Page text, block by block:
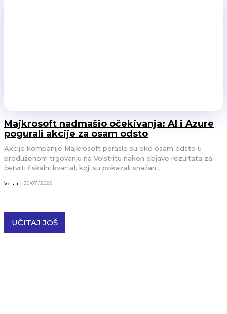
Majkrosoft nadmašio očekivanja: AI i Azure
pogurali akcije za osam odsto
Akcije kompanije Majkrosoft porasle su oko osam odsto u
produženom trgovanju na Volstritu nakon objave rezultata za
četvrti fiskalni kvartal, koji su pokazali snažan...
Vesti 30/07/2026
UČITAJ JOŠ